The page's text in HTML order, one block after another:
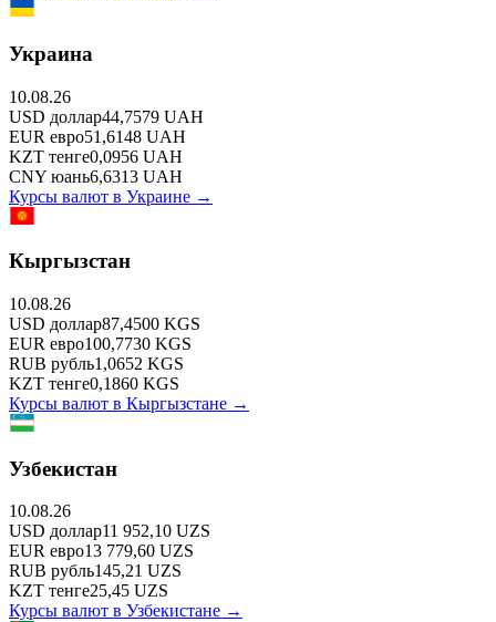
Украина
10.08.26
USD доллар44,7579 UAH
EUR евро51,6148 UAH
KZT тенге0,0956 UAH
CNY юань6,6313 UAH
Курсы валют в Украине →
Кыргызстан
10.08.26
USD доллар87,4500 KGS
EUR евро100,7730 KGS
RUB рубль1,0652 KGS
KZT тенге0,1860 KGS
Курсы валют в Кыргызстане →
Узбекистан
10.08.26
USD доллар11 952,10 UZS
EUR евро13 779,60 UZS
RUB рубль145,21 UZS
KZT тенге25,45 UZS
Курсы валют в Узбекистане →